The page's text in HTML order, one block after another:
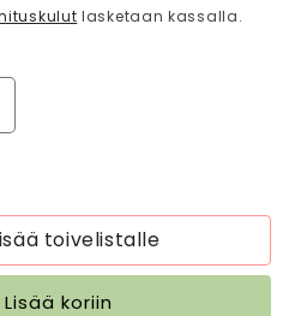
lasketaan kassalla.
toivelistalle
Lisää koriin